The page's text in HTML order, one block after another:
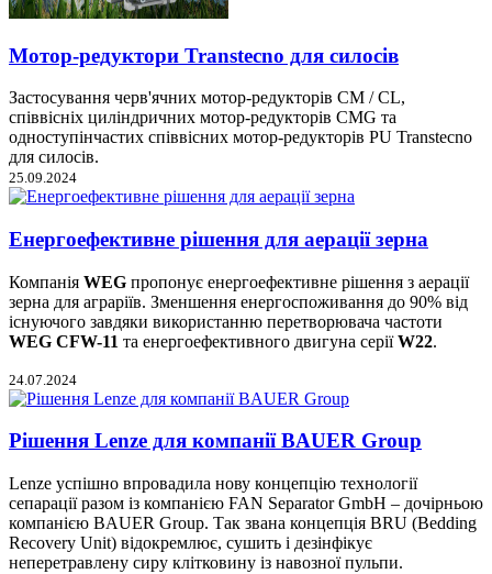
Мотор-редуктори Transtecno для силосів
Застосування черв'ячних мотор-редукторів CM / CL,
співвісніх циліндричних мотор-редукторів CMG та
одноступінчастих співвісних мотор-редукторів PU Transtecno
для силосів.
25.09.2024
Енергоефективне рішення для аерації зерна
Компанія WEG пропонує енергоефективне рішення з аерації
зерна для аграріїв. Зменшення енергоспоживання до 90% від
існуючого завдяки використанню перетворювача частоти
WEG CFW-11 та енергоефективного двигуна серіїW22.
24.07.2024
Рішення Lenze для компанії BAUER Group
Lenze успішно впровадила нову концепцію технології
сепарації разом із компанією FAN Separator GmbH – дочірньою
компанією BAUER Group. Так звана концепція BRU (Bedding
Recovery Unit) відокремлює, сушить і дезінфікує
неперетравлену сиру клітковину із навозної пульпи.